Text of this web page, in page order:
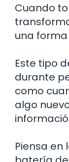
Cuando
una
Este tipo
durante
como
algo
Piensa en